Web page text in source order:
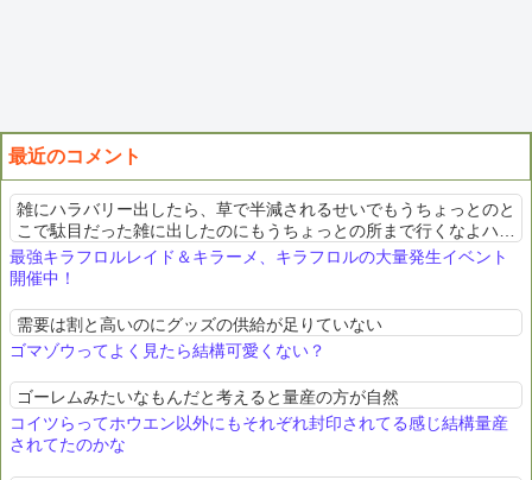
最近のコメント
雑にハラバリー出したら、草で半減されるせいでもうちょっとのと
こで駄目だった雑に出したのにもうちょっとの所まで行くなよハラ
バリーお前、便利か
最強キラフロルレイド＆キラーメ、キラフロルの大量発生イベント
開催中！
需要は割と高いのにグッズの供給が足りていない
ゴマゾウってよく見たら結構可愛くない？
ゴーレムみたいなもんだと考えると量産の方が自然
コイツらってホウエン以外にもそれぞれ封印されてる感じ結構量産
されてたのかな